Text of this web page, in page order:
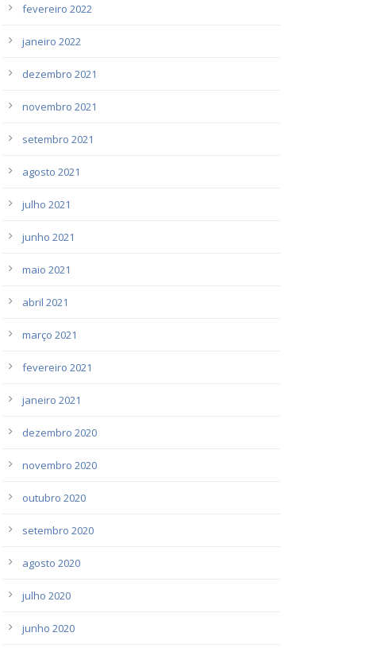
fevereiro 2022
janeiro 2022
dezembro 2021
novembro 2021
setembro 2021
agosto 2021
julho 2021
junho 2021
maio 2021
abril 2021
março 2021
fevereiro 2021
janeiro 2021
dezembro 2020
novembro 2020
outubro 2020
setembro 2020
agosto 2020
julho 2020
junho 2020